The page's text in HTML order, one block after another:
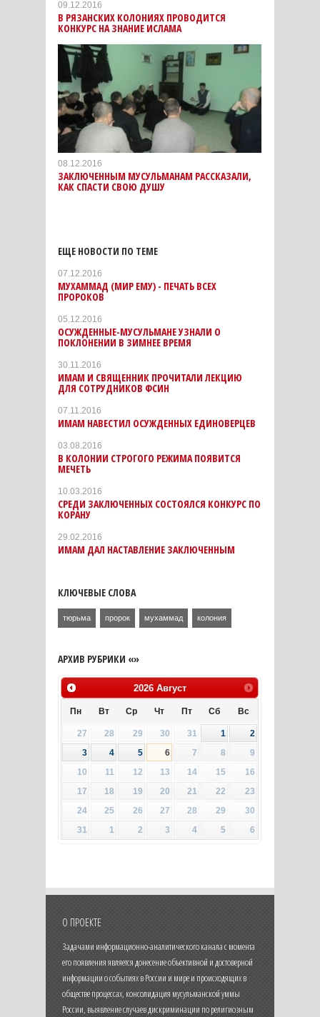
09.12.2016
В РЯЗАНСКИХ КОЛОНИЯХ ПРОВОДИТСЯ
КОНКУРС НА ЗНАНИЕ ИСЛАМА
08.12.2016
ЗАКЛЮЧЕННЫМ МУСУЛЬМАНАМ РАССКАЗАЛИ,
КАК СПАСТИ СВОЮ ДУШУ
ЕЩЕ НОВОСТИ ПО ТЕМЕ
07.12.2016
МУХАММАД (МИР ЕМУ) - ПЕЧАТЬ ВСЕХ
ПРОРОКОВ
05.12.2016
ОСУЖДЕННЫЕ-МУСУЛЬМАНЕ УЗНАЛИ О
ПОКЛОНЕНИИ В ЗИМНЕЕ ВРЕМЯ
30.11.2016
ИМАМ И СВЯЩЕННИК ПРОЧИТАЛИ ЛЕКЦИЮ
ДЛЯ СОТРУДНИКОВ ФСИН
07.11.2016
ИМАМ НАВЕСТИЛ ОСУЖДЕННЫХ ЕДИНОВЕРЦЕВ
03.08.2016
В КОЛОНИИ СТРОГОГО РЕЖИМА ПОЯВИТСЯ
МЕЧЕТЬ
10.03.2016
СРЕДИ ЗАКЛЮЧЕННЫХ СОСТОЯЛСЯ КОНКУРС ПО
КОРАНУ
29.02.2016
ИМАМ ДАЛ НАСТАВЛЕНИЕ ЗАКЛЮЧЕННЫМ
КЛЮЧЕВЫЕ СЛОВА
тюрьма пророк мухаммад колония
АРХИВ РУБРИКИ «»
2026 Август
Пн Вт Ср Чт Пт Сб Вс
27 28 29 30 31 1
2
3
4 5 6 7 8
9
10
11 12 13 14 15
16
17
18 19 20 21 22
23
24
25 26 27 28 29
30
31
1 2 3 4 5 6
О ПРОЕКТЕ
Задачами информационно-аналитического канала с момента
его появления является донесение объективной и достоверной
информации о событиях в России и мире и происходящих в
обществе процессах, консолидация мусульманской уммы
России, выявление случаев дискриминации по религиозным